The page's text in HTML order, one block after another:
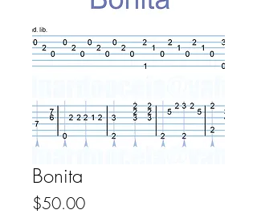
Bonita
$50.00Precio